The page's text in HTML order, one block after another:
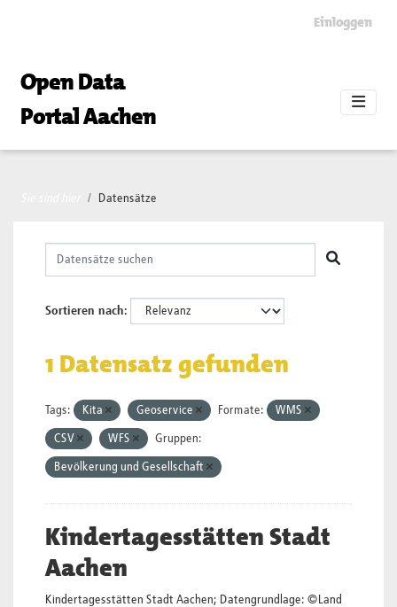
Einloggen
Open Data
Portal Aachen
Datensätze
Sortieren nach
1 Datensatz gefunden
Tags: Kita Geoservice Formate: WMS
CSV WFS Gruppen:
Bevölkerung und Gesellschaft
Kindertagesstätten Stadt
Aachen
Kindertagesstätten Stadt Aachen; Datengrundlage: ©Land